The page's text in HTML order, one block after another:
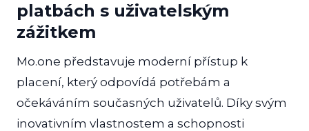
platbách s uživatelským
zážitkem
Mo.one představuje moderní přístup k
placení, který odpovídá potřebám a
očekáváním současných uživatelů. Díky svým
inovativním vlastnostem a schopnosti